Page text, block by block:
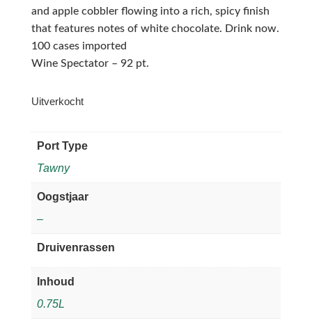
and apple cobbler flowing into a rich, spicy finish
that features notes of white chocolate. Drink now.
100 cases imported
Wine Spectator – 92 pt.
Uitverkocht
Port Type
Tawny
Oogstjaar
–
Druivenrassen
Inhoud
0.75L